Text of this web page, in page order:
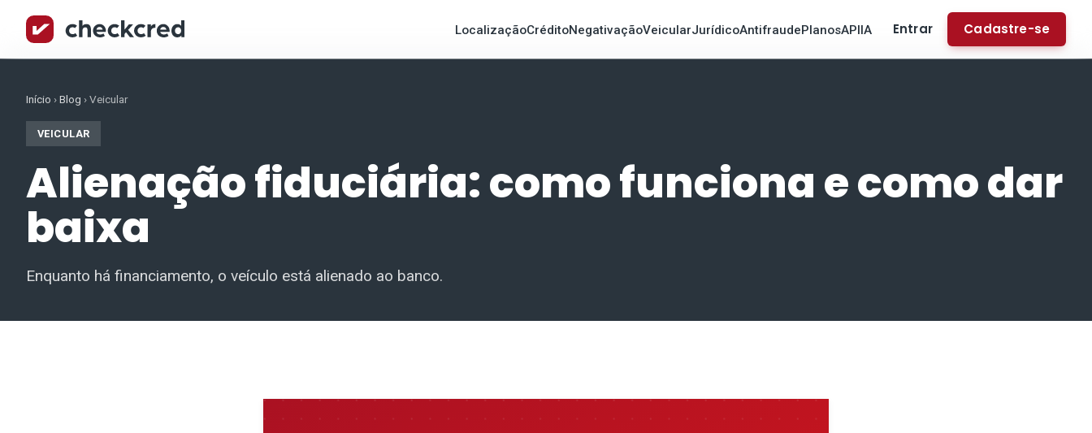
LocalizaçãoCréditoNegativaçãoVeicularJurídicoAntifraudePlanosAPIIA Entrar Cadastre-se
Início ›Blog ›Veicular
VEICULAR
Alienação fiduciária: como funciona e como dar
baixa
Enquanto há financiamento, o veículo está alienado ao banco.